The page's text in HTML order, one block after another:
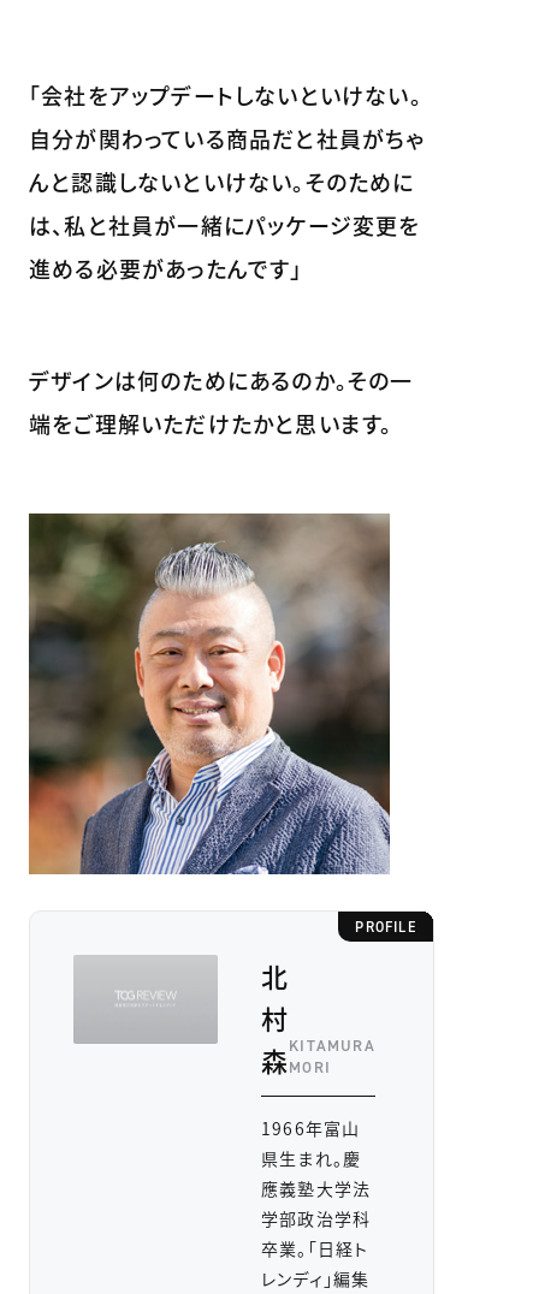
「会社をアップデートしないといけない。
自分が関わっている商品だと社員がちゃ
んと認識しないといけない。そのために
は、私と社員が一緒にパッケージ変更を
進める必要があったんです」
デザインは何のためにあるのか。その一
端をご理解いただけたかと思います。
PROFILE
北
村
森KITAMURA
MORI
1966年富山
県生まれ。慶
應義塾大学法
学部政治学科
卒業。「日経ト
レンディ」編集